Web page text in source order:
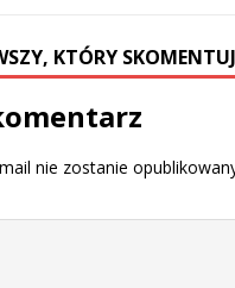
KTÓRY
nie zostanie